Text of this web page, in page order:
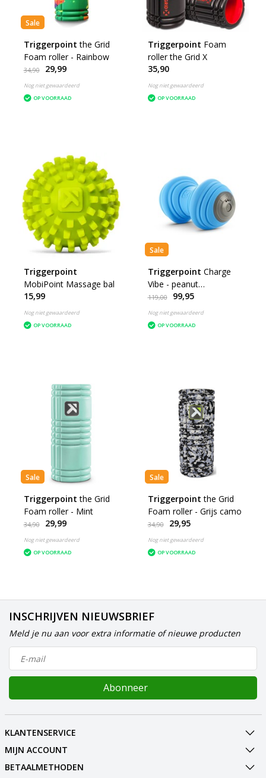
Sale
Triggerpoint the Grid
Foam roller - Rainbow
34,90 29,99
Nog niet gewaardeerd
OP VOORRAAD
Triggerpoint Foam
roller the Grid X
35,90
Nog niet gewaardeerd
OP VOORRAAD
Triggerpoint
MobiPoint Massage bal
15,99
Nog niet gewaardeerd
OP VOORRAAD
Sale
Triggerpoint Charge
Vibe - peanut
massagebal
119,00 99,95
Nog niet gewaardeerd
OP VOORRAAD
Sale
Triggerpoint the Grid
Foam roller - Mint
34,90 29,99
Nog niet gewaardeerd
OP VOORRAAD
Sale
Triggerpoint the Grid
Foam roller - Grijs camo
34,90 29,95
Nog niet gewaardeerd
OP VOORRAAD
INSCHRIJVEN NIEUWSBRIEF
Meld je nu aan voor extra informatie of nieuwe producten
Abonneer
KLANTENSERVICE
MIJN ACCOUNT
BETAALMETHODEN